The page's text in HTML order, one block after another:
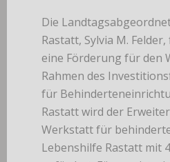
Die
Rastatt, Sylvia M.
eine Förderung für den
Rahmen des
für
Rastatt wird der
Werkstatt für
Lebenshilfe Rastatt mit